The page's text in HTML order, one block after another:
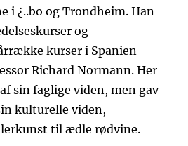
i ¿..bo og Trondheim. Han
og
kurser i Spanien
Richard Normann. Her
sin faglige viden, men gav
kulturelle viden,
til ædle rødvine.